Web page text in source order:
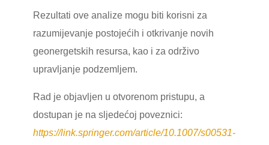
Rezultati ove analize mogu biti korisni za
razumijevanje postojećih i otkrivanje novih
geonergetskih resursa, kao i za održivo
upravljanje podzemljem.
Rad je objavljen u otvorenom pristupu, a
dostupan je na sljedećoj poveznici:
https://link.springer.com/article/10.1007/s00531-